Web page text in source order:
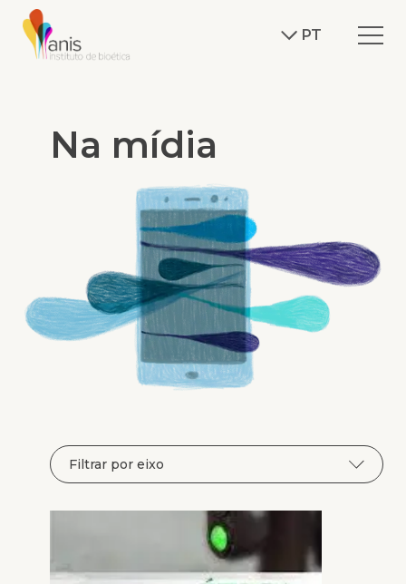
PT
Na mídia